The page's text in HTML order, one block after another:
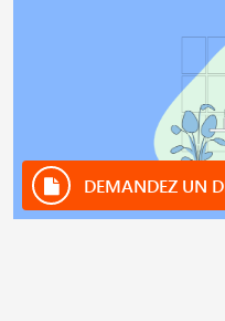
DEMANDEZ UN